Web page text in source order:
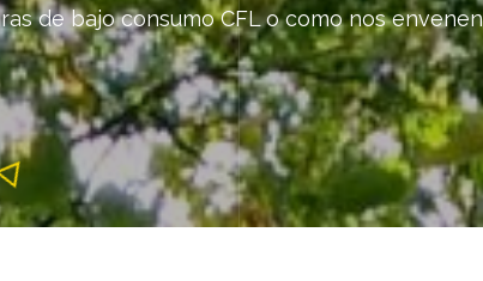
de bajo consumo CFL o como nos